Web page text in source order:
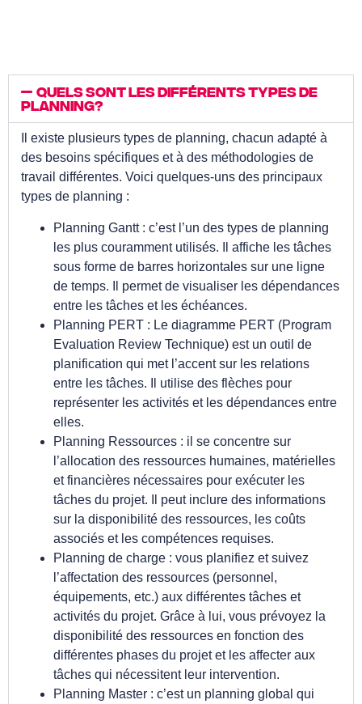
Quels sont les différents types de
planning?
Il existe plusieurs types de planning, chacun adapté à
des besoins spécifiques et à des méthodologies de
travail différentes. Voici quelques-uns des principaux
types de planning :
Planning Gantt : c’est l’un des types de planning
les plus couramment utilisés. Il affiche les tâches
sous forme de barres horizontales sur une ligne
de temps. Il permet de visualiser les dépendances
entre les tâches et les échéances.
Planning PERT : Le diagramme PERT (Program
Evaluation Review Technique) est un outil de
planification qui met l’accent sur les relations
entre les tâches. Il utilise des flèches pour
représenter les activités et les dépendances entre
elles.
Planning Ressources : il se concentre sur
l’allocation des ressources humaines, matérielles
et financières nécessaires pour exécuter les
tâches du projet. Il peut inclure des informations
sur la disponibilité des ressources, les coûts
associés et les compétences requises.
Planning de charge : vous planifiez et suivez
l’affectation des ressources (personnel,
équipements, etc.) aux différentes tâches et
activités du projet. Grâce à lui, vous prévoyez la
disponibilité des ressources en fonction des
différentes phases du projet et les affecter aux
tâches qui nécessitent leur intervention.
Planning Master : c’est un planning global qui